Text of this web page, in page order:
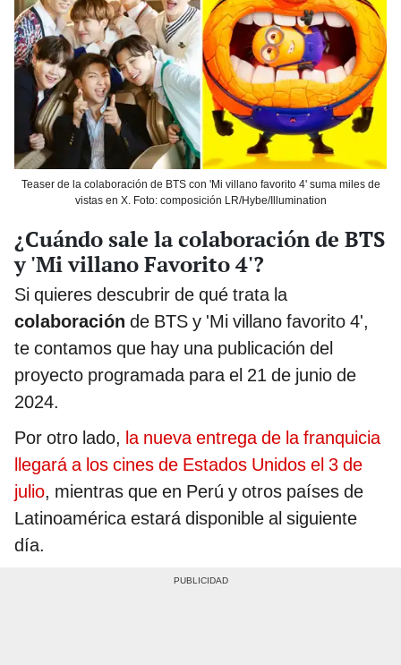
Teaser de la colaboración de BTS con 'Mi villano favorito 4' suma miles de
vistas en X. Foto: composición LR/Hybe/Illumination
¿Cuándo sale la colaboración de BTS
y 'Mi villano Favorito 4'?
Si quieres descubrir de qué trata la
colaboración de BTS y 'Mi villano favorito 4',
te contamos que hay una publicación del
proyecto programada para el 21 de junio de
2024.
Por otro lado, la nueva entrega de la franquicia
llegará a los cines de Estados Unidos el 3 de
julio, mientras que en Perú y otros países de
Latinoamérica estará disponible al siguiente
día.